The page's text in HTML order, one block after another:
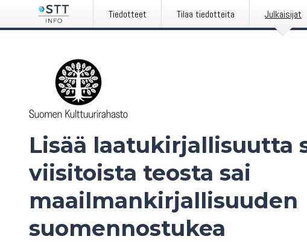
Tiedotteet Tilaa tiedotteita Julkaisijat
Lisää laatukirjallisuutta
viisitoista teosta sai
maailmankirjallisuuden
suomennostukea